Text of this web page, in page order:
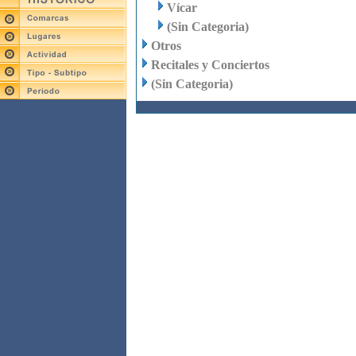
Vícar
(Sin Categoria)
Otros
Recitales y Conciertos
(Sin Categoria)